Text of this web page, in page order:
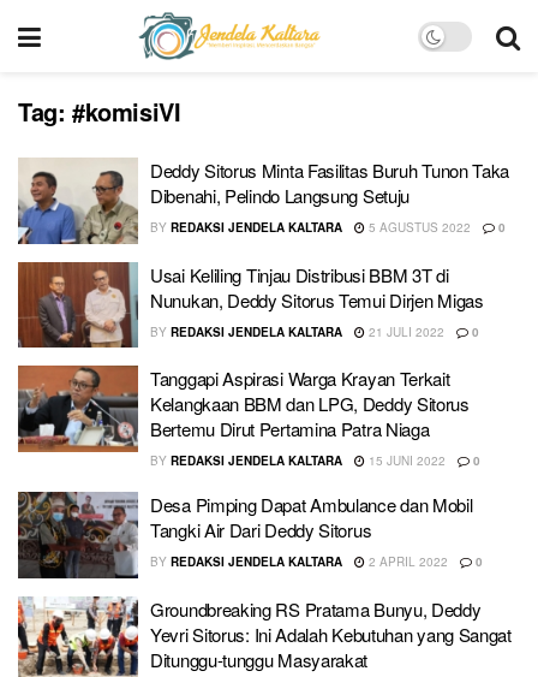
Tag: #komisiVI
Deddy Sitorus Minta Fasilitas Buruh Tunon Taka
Dibenahi, Pelindo Langsung Setuju
BY REDAKSI JENDELA KALTARA 5 AGUSTUS 2022 0
Usai Keliling Tinjau Distribusi BBM 3T di
Nunukan, Deddy Sitorus Temui Dirjen Migas
BY REDAKSI JENDELA KALTARA 21 JULI 2022 0
Tanggapi Aspirasi Warga Krayan Terkait
Kelangkaan BBM dan LPG, Deddy Sitorus
Bertemu Dirut Pertamina Patra Niaga
BY REDAKSI JENDELA KALTARA 15 JUNI 2022 0
Desa Pimping Dapat Ambulance dan Mobil
Tangki Air Dari Deddy Sitorus
BY REDAKSI JENDELA KALTARA 2 APRIL 2022 0
Groundbreaking RS Pratama Bunyu, Deddy
Yevri Sitorus: Ini Adalah Kebutuhan yang Sangat
Ditunggu-tunggu Masyarakat